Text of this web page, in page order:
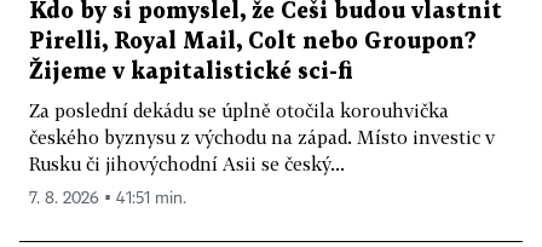
Kdo by si pomyslel, že Češi budou vlastnit
Pirelli, Royal Mail, Colt nebo Groupon?
Žijeme v kapitalistické sci-fi
Za poslední dekádu se úplně otočila korouhvička
českého byznysu z východu na západ. Místo investic v
Rusku či jihovýchodní Asii se český...
7. 8. 2026 ▪ 41:51 min.